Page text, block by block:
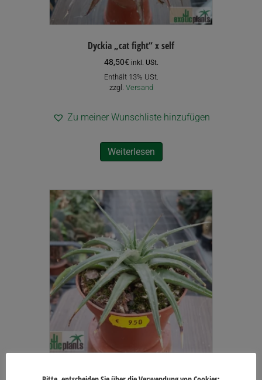
Dyckia „cat fight“ x self
48,50€ inkl. USt.
Enthält 13% USt.
zzgl. Versand
Zu meiner Wunschliste hinzufügen
Weiterlesen
Dyckia brevifolia